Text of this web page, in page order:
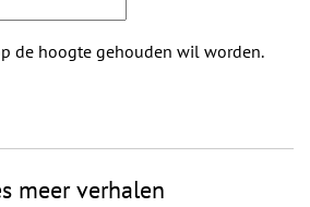
de hoogte gehouden wil worden.
meer verhalen